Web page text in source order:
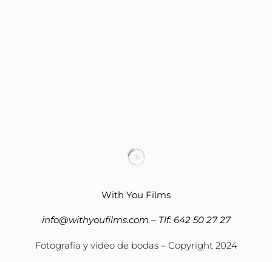
With You Films
info@withyoufilms.com – Tlf: 642 50 27 27
Fotografía y video de bodas – Copyright 2024